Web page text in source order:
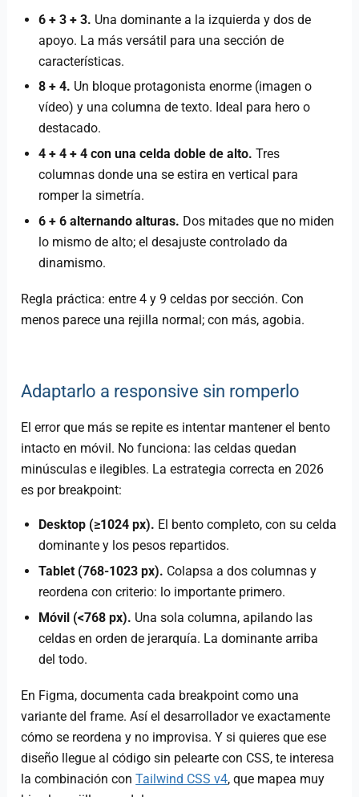
6 + 3 + 3. Una dominante a la izquierda y dos de
apoyo. La más versátil para una sección de
características.
8 + 4. Un bloque protagonista enorme (imagen o
vídeo) y una columna de texto. Ideal para hero o
destacado.
4 + 4 + 4 con una celda doble de alto. Tres
columnas donde una se estira en vertical para
romper la simetría.
6 + 6 alternando alturas. Dos mitades que no miden
lo mismo de alto; el desajuste controlado da
dinamismo.
Regla práctica: entre 4 y 9 celdas por sección. Con
menos parece una rejilla normal; con más, agobia.
Adaptarlo a responsive sin romperlo
El error que más se repite es intentar mantener el bento
intacto en móvil. No funciona: las celdas quedan
minúsculas e ilegibles. La estrategia correcta en 2026
es por breakpoint:
Desktop (≥1024 px). El bento completo, con su celda
dominante y los pesos repartidos.
Tablet (768-1023 px). Colapsa a dos columnas y
reordena con criterio: lo importante primero.
Móvil (<768 px). Una sola columna, apilando las
celdas en orden de jerarquía. La dominante arriba
del todo.
En Figma, documenta cada breakpoint como una
variante del frame. Así el desarrollador ve exactamente
cómo se reordena y no improvisa. Y si quieres que ese
diseño llegue al código sin pelearte con CSS, te interesa
la combinación conTailwind CSS v4, que mapea muy